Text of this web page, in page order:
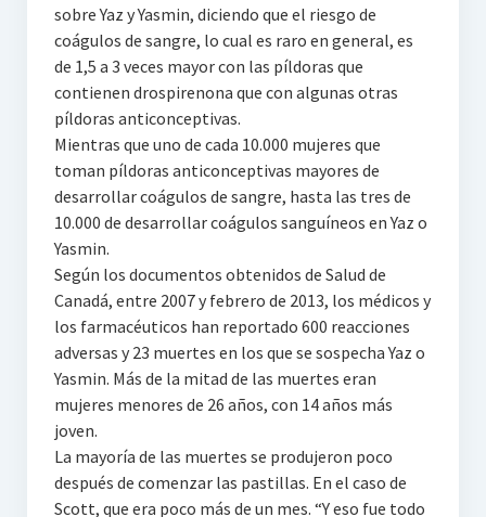
sobre Yaz y Yasmin, diciendo que el riesgo de
coágulos de sangre, lo cual es raro en general, es
de 1,5 a 3 veces mayor con las píldoras que
contienen drospirenona que con algunas otras
píldoras anticonceptivas.
Mientras que uno de cada 10.000 mujeres que
toman píldoras anticonceptivas mayores de
desarrollar coágulos de sangre, hasta las tres de
10.000 de desarrollar coágulos sanguíneos en Yaz o
Yasmin.
Según los documentos obtenidos de Salud de
Canadá, entre 2007 y febrero de 2013, los médicos y
los farmacéuticos han reportado 600 reacciones
adversas y 23 muertes en los que se sospecha Yaz o
Yasmin. Más de la mitad de las muertes eran
mujeres menores de 26 años, con 14 años más
joven.
La mayoría de las muertes se produjeron poco
después de comenzar las pastillas. En el caso de
Scott, que era poco más de un mes. “Y eso fue todo